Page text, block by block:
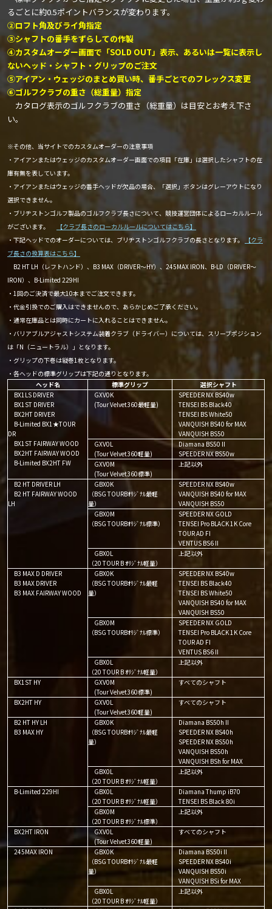
るごとに約0.5ポイントバランスが変わります。
②ロフト角及びライ角指定
③シャフトの番手をずらしての作製
④カスタムオーダー画面で「SOLD OUT」表示、あるいは一覧に表示し
ないヘッド・シャフト・グリップのご注文
⑤アイアン・ウェッジのまとめ買い時、番手ごとでのフレックス変更
⑥ゴルフクラブの重さ（総重量）指定
カタログ表示のゴルフクラブの重さ（総重量）は目安とお考え下さ
い。
※その他、当サイトでのカスタムオーダーの注意事項
・アイアンまたはウェッジのカスタムオーダー画面での項目「在庫」は選択したシャフトの在
庫有無を表しています。
・アイアンまたはウェッジの番手ヘッドが欠品の場合、「選択」ボタンはグレーアウトになり
選択できません。
・ブリヂストンゴルフ製品のゴルフクラブ長さについて、競技運営団体によるローカルルール
がございます。
【クラブ長さのローカルルールについてはこちら】
・下記ヘッドでのオーダーについては、ブリヂストンゴルフクラブの長さとなります。
【クラ
ブ長さの換算表はこちら】
B2 HT LH（レフトハンド）、B3 MAX（DRIVER～HY）、245MAX IRON、B-LD（DRIVER～
IRON）、B-Limited 229HI
・1回のご決済で最大10本までご注文できます。
・代金引換でのご購入はできませんので、あらかじめご了承ください。
・通常在庫品とは同時にカートに入れることはできません。
・バリアブルアジャストシステム装着クラブ（ドライバー）については、スリーブポジション
は「N（ニュートラル）」となります。
・グリップの下巻は縦巻1枚となります。
・各ヘッドの標準グリップは下記の通りとなります。
ヘッド名
標準グリップ
選択シャフト
BX1LS DRIVER
BX1ST DRIVER
BX2HT DRIVER
B-Limited BX1★TOUR
DR
BX1ST FAIRWAY WOOD
BX2HT FAIRWAY WOOD
B-Limited BX2HT FW
GXV0K
(Tour Velvet360最軽量)
SPEEDER NX BS40w
TENSEI BS Black40
TENSEI BS White50
VANQUISH BS40 for MAX
VANQUISH BS50
GXV0L
(Tour Velvet360軽量)
Diamana BS50Ⅱ
SPEEDER NX BS50w
GXV0M
(Tour Velvet360標準)
上記以外
B2 HT DRIVER LH
B2 HT FAIRWAY WOOD
LH
GBX0K
（BSG TOURBｵﾘｼﾞﾅﾙ最軽
量）
SPEEDER NX BS40w
VANQUISH BS40 for MAX
VANQUISH BS50
GBX0M
（BSG TOURBｵﾘｼﾞﾅﾙ標準）
SPEEDER NX GOLD
TENSEI Pro BLACK 1K Core
TOUR AD FI
VENTUS BS6Ⅱ
GBX0L
（20 TOUR B ｵﾘｼﾞﾅﾙ軽量）
上記以外
B3 MAX D DRIVER
B3 MAX DRIVER
B3 MAX FAIRWAY WOOD
GBX0K
（BSG TOURBｵﾘｼﾞﾅﾙ最軽
量）
SPEEDER NX BS40w
TENSEI BS Black40
TENSEI BS White50
VANQUISH BS40 for MAX
VANQUISH BS50
GBX0M
（BSG TOURBｵﾘｼﾞﾅﾙ標準）
SPEEDER NX GOLD
TENSEI Pro BLACK 1K Core
TOUR AD FI
VENTUS BS6Ⅱ
GBX0L
（20 TOUR B ｵﾘｼﾞﾅﾙ軽量）
上記以外
BX1ST HY
GXV0M
(Tour Velvet360標準)
すべてのシャフト
BX2HT HY
GXV0L
(Tour Velvet360軽量)
すべてのシャフト
B2 HT HY LH
B3 MAX HY
GBX0K
（BSG TOURBｵﾘｼﾞﾅﾙ最軽
量）
Diamana BS50hⅡ
SPEEDER NX BS40h
SPEEDER NX BS50h
VANQUISH BS50h
VANQUISH BSh for MAX
GBX0L
（20 TOUR B ｵﾘｼﾞﾅﾙ軽量）
上記以外
B-Limited 229HI
GBX0L
（20 TOUR B ｵﾘｼﾞﾅﾙ軽量）
Diamana Thump iB70
TENSEI BS Black 80i
GBX0M
（20 TOUR B ｵﾘｼﾞﾅﾙ標準）
上記以外
BX2HT IRON
GXV0L
(Tour Velvet360軽量)
すべてのシャフト
245MAX IRON
GBX0K
（BSG TOURBｵﾘｼﾞﾅﾙ最軽
量）
Diamana BS50iⅡ
SPEEDER NX BS40i
VANQUISH BS50i
VANQUISH BSi for MAX
GBX0L
（20 TOUR B ｵﾘｼﾞﾅﾙ軽量）
上記以外